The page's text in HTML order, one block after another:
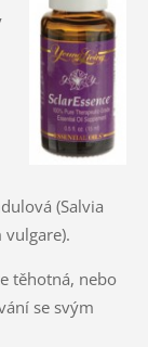
(Salvia
těhotná, nebo
se svým